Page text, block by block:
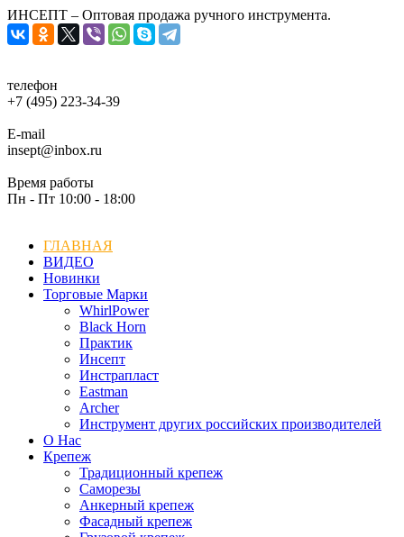
ИНСЕПТ – Оптовая продажа ручного инструмента.
телефон
+7 (495) 223-34-39
E-mail
insept@inbox.ru
Время работы
Пн - Пт 10:00 - 18:00
ГЛАВНАЯ
ВИДЕО
Новинки
Торговые Марки
WhirlPower
Black Horn
Практик
Инсепт
Инстрапласт
Eastman
Archer
Инструмент других российских производителей
О Нас
Крепеж
Традиционный крепеж
Саморезы
Анкерный крепеж
Фасадный крепеж